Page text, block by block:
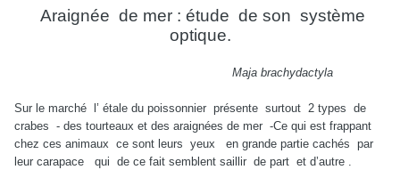
Araignée de mer : étude de son système
optique.
Maja brachydactyla
Sur le marché l’ étale du poissonnier présente surtout 2 types de
crabes - des tourteaux et des araignées de mer -Ce qui est frappant
chez ces animaux ce sont leurs yeux en grande partie cachés par
leur carapace
qui de ce fait semblent saillir de part et d’autre .